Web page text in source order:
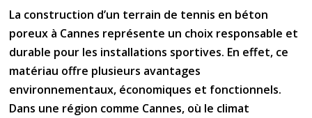
La construction d’un terrain de tennis en béton
poreux à Cannes représente un choix responsable et
durable pour les installations sportives. En effet, ce
matériau offre plusieurs avantages
environnementaux, économiques et fonctionnels.
Dans une région comme Cannes, où le climat